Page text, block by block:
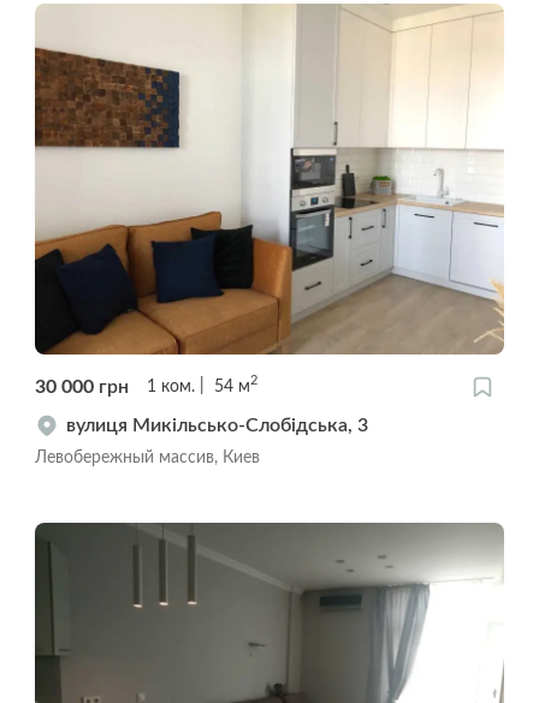
30 000 грн 1 ком. 54 м2
вулиця Микільсько-Слобідська, 3
Левобережный массив, Киев